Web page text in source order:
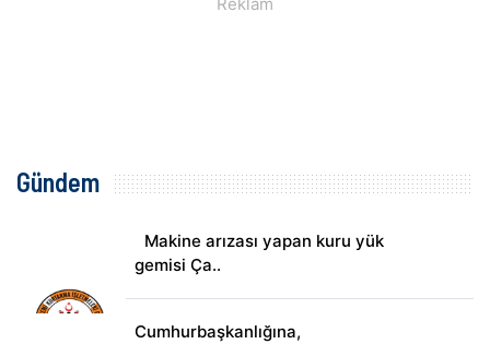
Gündem
Makine arızası yapan kuru yük
gemisi Ça..
Cumhurbaşkanlığına,